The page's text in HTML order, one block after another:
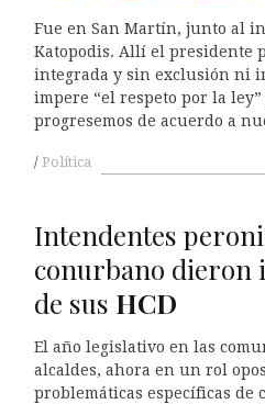
Fue en San Martín, junto al
Katopodis. Allí el presidente
integrada y sin exclusión ni
impere “el respeto por la
progresemos de acuerdo a
Política
Intendentes
conurbano dieron
de sus HCD
El año legislativo en las
alcaldes, ahora en un rol
problemáticas específicas de